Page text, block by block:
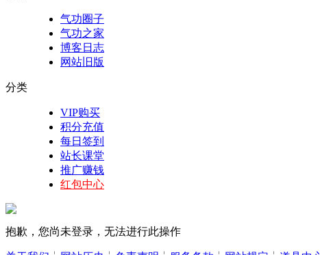
气功圈子
气功之家
博客日志
网站旧版
分类
VIP购买
积分充值
每日签到
站长课堂
推广赚钱
红包中心
抱歉，您尚未登录，无法进行此操作